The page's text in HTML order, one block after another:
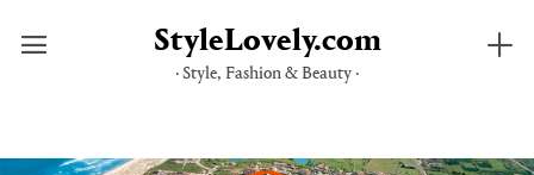
StyleLovely.com
· Style, Fashion & Beauty ·